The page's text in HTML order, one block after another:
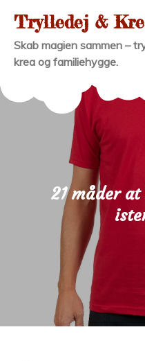
content
Trylledej &
Skab magien sammen –
krea og familiehygge.
21 måder